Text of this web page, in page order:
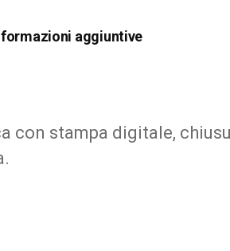
aggiuntive
con stampa digitale,